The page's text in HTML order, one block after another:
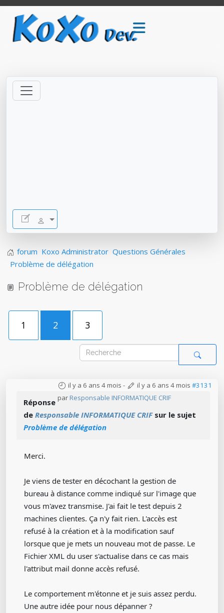
forum Koxo Administrator Questions Générales
Problème de délégation
Problème de délégation
1 2 3
il y a 6 ans 4 mois - il y a 6 ans 4 mois #3131
par Responsable INFORMATIQUE CRIF
Réponse
de Responsable INFORMATIQUE CRIFsur le sujet
Problème de délégation
Merci.
Je viens de tester en décochant la gestion de
bureau à distance comme indiqué sur l'image que
vous m'avez transmise. J'ai fait le test depuis 2
machines clientes. Ça n'y fait rien. L'accès est
refusé à la création et à la modification sauf
lorsque que je mets un nouveau mot de passe. Le
Fichier XML du user s'actualise dans ce cas mais
l'attribut mail donne accès refusé.
Le comportement m'étonne et je suis assez perdu.
Une autre idée pour nous dépanner ?